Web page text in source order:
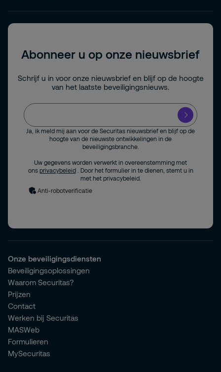
Abonneer u op onze nieuwsbrief
Schrijf u in voor onze nieuwsbrief en blijf op de hoogte
van het laatste beveiligingsnieuws.
Ja, ik meld mij aan voor de Securitas nieuwsbrief en blijf op de
hoogte van de nieuwste ontwikkelingen in de
beveiligingsbranche.
Uw gegevens worden verwerkt in overeenstemming met
ons privacybeleid
. Door het formulier in te dienen, stemt u in
met het privacybeleid.
Anti-robotverificatie
Onze beveiligingsdiensten
Beveiligingsoplossingen
Waarom Securitas?
Prijzen
Contact
Werken bij Securitas
MASWeb
Formulieren
MySecuritas